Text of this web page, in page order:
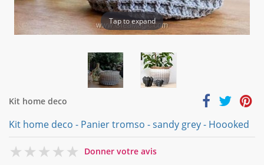
Tap to expand
Kit home deco
Kit home deco - Panier tromso - sandy grey - Hoooked
0
Donner votre avis